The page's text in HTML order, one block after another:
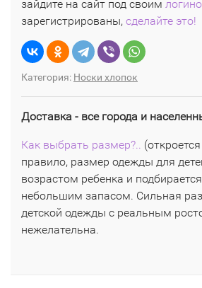
зайдите на сайт под своим
зарегистрированы, сделайте это!
Категория: Носки хлопок
Доставка - все города и
Как выбрать размер?..
правило, размер одежды для
возрастом ребенка и
небольшим запасом. Сильная
детской одежды с реальным
нежелательна.